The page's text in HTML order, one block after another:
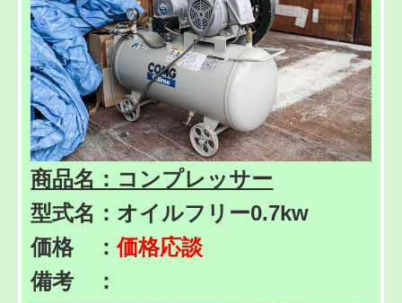
商品名：コンプレッサー
型式名：オイルフリー0.7kw
価格 ：価格応談
備考 ：